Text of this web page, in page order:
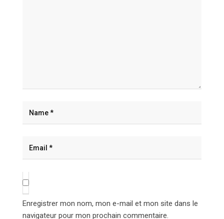
Enregistrer mon nom, mon e-mail et mon site dans le
navigateur pour mon prochain commentaire.